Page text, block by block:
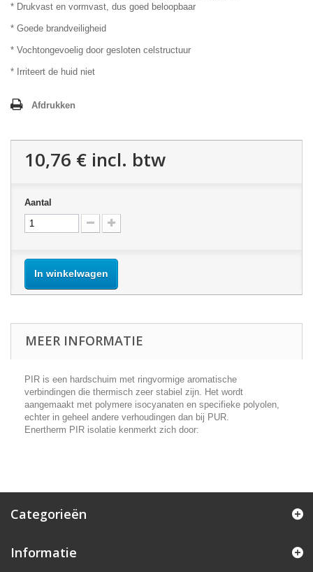
* Drukvast en vormvast, dus goed beloopbaar
* Goede brandveiligheid
* Vochtongevoelig door gesloten celstructuur
* Irriteert de huid niet
Afdrukken
10,76 € incl. btw
Aantal
In winkelwagen
MEER INFORMATIE
PIR is een hardschuim met ringvormige aromatische
verbindingen die thermisch zeer stabiel zijn. Het wordt
aangemaakt met polymere isocyanaten en specifieke polyolen,
echter in geheel andere verhoudingen dan bij PUR.
Enertherm PIR isolatie kenmerkt zich door:
Categorieën
Informatie